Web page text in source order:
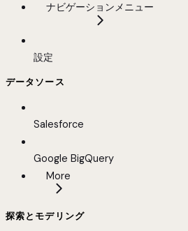
ナビゲーションメニュー
設定
データソース
Salesforce
Google BigQuery
More
探索とモデリング